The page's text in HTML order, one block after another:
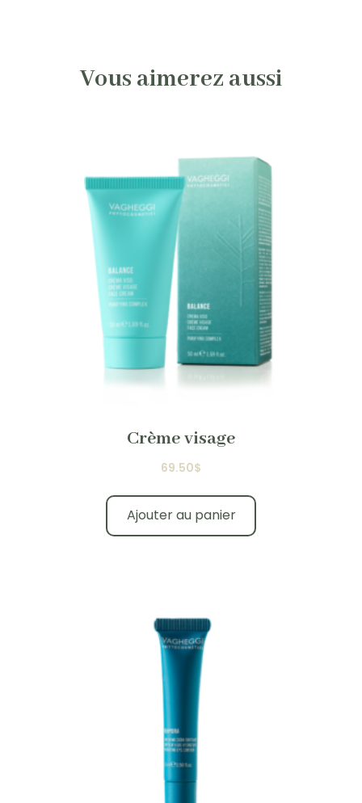
Vous aimerez aussi
Crème visage
69.50$
Ajouter au panier